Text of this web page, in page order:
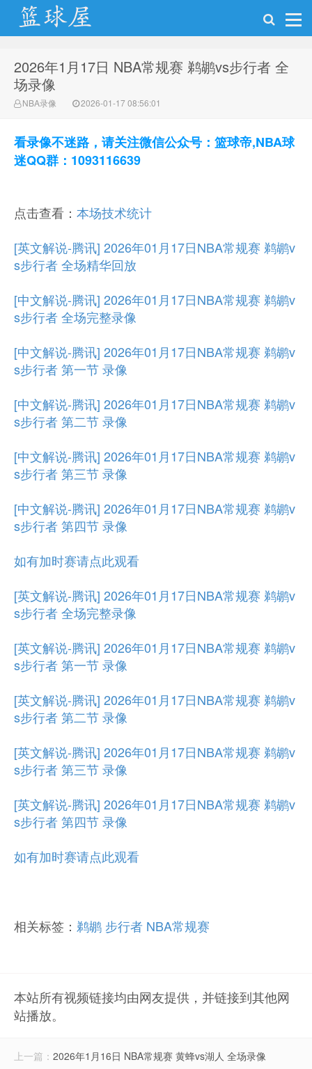
NBA录像网
2026年1月17日 NBA常规赛 鹈鹕vs步行者 全
场录像
NBA录像 2026-01-17 08:56:01
看录像不迷路，请关注微信公众号：篮球帝,NBA球
迷QQ群：1093116639
点击查看： 本场技术统计
[英文解说-腾讯] 2026年01月17日NBA常规赛 鹈鹕v
s步行者 全场精华回放
[中文解说-腾讯] 2026年01月17日NBA常规赛 鹈鹕v
s步行者 全场完整录像
[中文解说-腾讯] 2026年01月17日NBA常规赛 鹈鹕v
s步行者 第一节 录像
[中文解说-腾讯] 2026年01月17日NBA常规赛 鹈鹕v
s步行者 第二节 录像
[中文解说-腾讯] 2026年01月17日NBA常规赛 鹈鹕v
s步行者 第三节 录像
[中文解说-腾讯] 2026年01月17日NBA常规赛 鹈鹕v
s步行者 第四节 录像
如有加时赛请点此观看
[英文解说-腾讯] 2026年01月17日NBA常规赛 鹈鹕v
s步行者 全场完整录像
[英文解说-腾讯] 2026年01月17日NBA常规赛 鹈鹕v
s步行者 第一节 录像
[英文解说-腾讯] 2026年01月17日NBA常规赛 鹈鹕v
s步行者 第二节 录像
[英文解说-腾讯] 2026年01月17日NBA常规赛 鹈鹕v
s步行者 第三节 录像
[英文解说-腾讯] 2026年01月17日NBA常规赛 鹈鹕v
s步行者 第四节 录像
如有加时赛请点此观看
相关标签： 鹈鹕 步行者 NBA常规赛
本站所有视频链接均由网友提供，并链接到其他网
站播放。
上一篇： 2026年1月16日 NBA常规赛 黄蜂vs湖人 全场录像